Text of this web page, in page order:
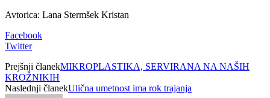
Avtorica: Lana Stermšek Kristan
Facebook
Twitter
Prejšnji članekMIKROPLASTIKA, SERVIRANA NA NAŠIH
KROŽNIKIH
Naslednji članekUlična umetnost ima rok trajanja